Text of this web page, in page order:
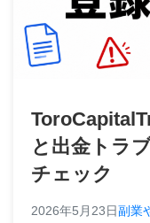
と出金トラ
チェック
2026年5月23日副業